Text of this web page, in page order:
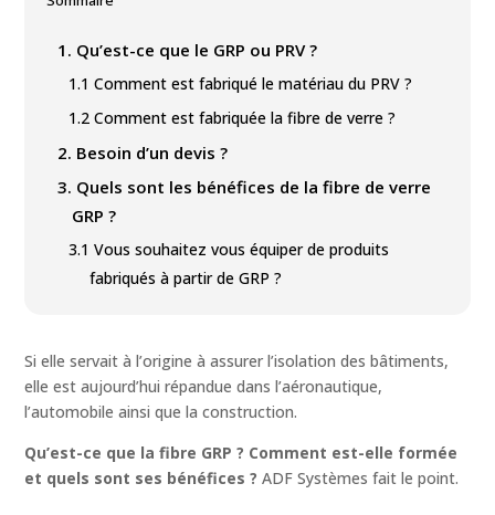
1. Qu’est-ce que le GRP ou PRV ?
1.1 Comment est fabriqué le matériau du PRV ?
1.2 Comment est fabriquée la fibre de verre ?
2. Besoin d’un devis ?
3. Quels sont les bénéfices de la fibre de verre
GRP ?
3.1 Vous souhaitez vous équiper de produits
fabriqués à partir de GRP ?
Si elle servait à l’origine à assurer l’isolation des bâtiments,
elle est aujourd’hui répandue dans l’aéronautique,
l’automobile ainsi que la construction.
Qu’est-ce que la fibre GRP ? Comment est-elle formée
et quels sont ses bénéfices ?ADF Systèmes fait le point.